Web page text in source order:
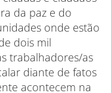
da paz e do
onde estão
dois mil
trabalhadores/as
diante de fatos
acontecem na